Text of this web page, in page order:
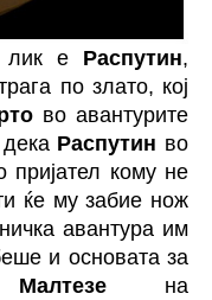
лик е Распутин,
по злато, кој
во авантурите
Распутин во
пријател кому не
ќе му забие нож
авантура им
и основата за
на